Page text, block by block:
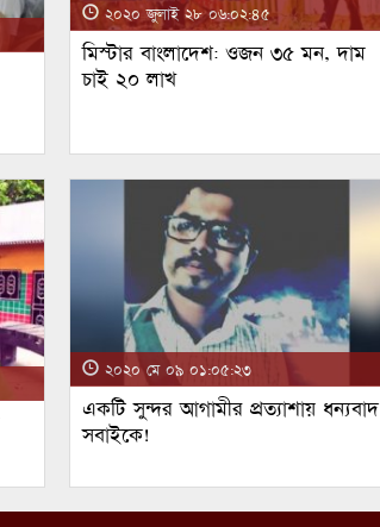
২০২০ জুলাই ২৮ ০৬:০২:৪৫
মিস্টার বাংলাদেশ: ওজন ৩৫ মন, দাম
চাই ২০ লাখ
২০২০ মে ০৯ ০১:০৫:২৩
একটি সুন্দর আগামীর প্রত্যাশায় ধন্যবাদ
সবাইকে!